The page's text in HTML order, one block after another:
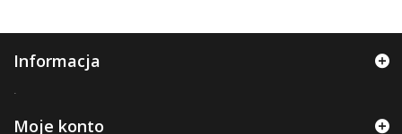
Informacja
.
Moje konto